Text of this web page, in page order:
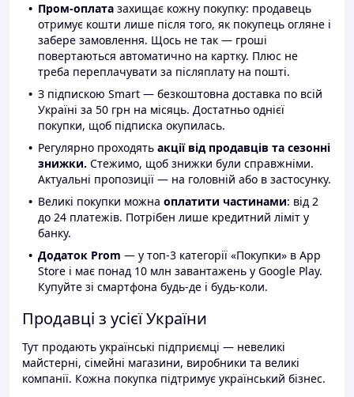
Пром-оплата захищає кожну покупку: продавець
отримує кошти лише після того, як покупець огляне і
забере замовлення. Щось не так — гроші
повертаються автоматично на картку. Плюс не
треба переплачувати за післяплату на пошті.
З підпискою Smart — безкоштовна доставка по всій
Україні за 50 грн на місяць. Достатньо однієї
покупки, щоб підписка окупилась.
Регулярно проходять акції від продавців та сезонні
знижки. Стежимо, щоб знижки були справжніми.
Актуальні пропозиції — на головній або в застосунку.
Великі покупки можна оплатити частинами: від 2
до 24 платежів. Потрібен лише кредитний ліміт у
банку.
Додаток Prom — у топ-3 категорії «Покупки» в App
Store і має понад 10 млн завантажень у Google Play.
Купуйте зі смартфона будь-де і будь-коли.
Продавці з усієї України
Тут продають українські підприємці — невеликі
майстерні, сімейні магазини, виробники та великі
компанії. Кожна покупка підтримує український бізнес.